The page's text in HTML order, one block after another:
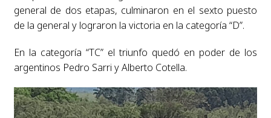
general de dos etapas, culminaron en el sexto puesto
de la general y lograron la victoria en la categoría “D”.
En la categoría “TC” el triunfo quedó en poder de los
argentinos Pedro Sarri y Alberto Cotella.